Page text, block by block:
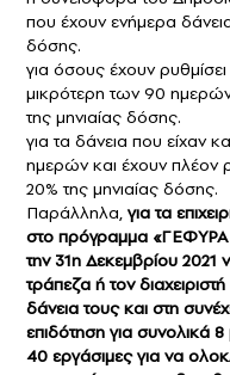
που έχουν ενήμερα
δόσης.
για όσους έχουν
μικρότερη των 90
της μηνιαίας δόσης.
για τα δάνεια που είχαν
ημερών και έχουν πλέον
20% της μηνιαίας δόσης.
Παράλληλα, για τα
στο πρόγραμμα «ΓΕΦΥΡΑ
την 31η Δεκεμβρίου
τράπεζα ή τον
δάνεια τους και στη
επιδότηση για συνολικά
40 εργάσιμες για να